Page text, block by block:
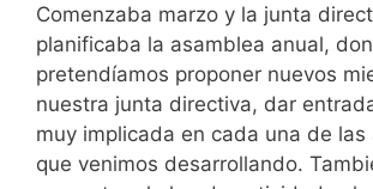
Comenzaba marzo y la junta
planificaba la asamblea anual,
pretendíamos proponer nuevos
nuestra junta directiva, dar
muy implicada en cada una de
que venimos desarrollando.